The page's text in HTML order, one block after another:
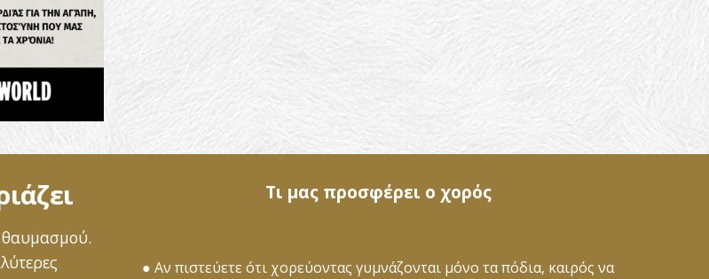
θαυμασμού.
Τι μας προσφέρει ο χορός
● Αν πιστεύετε ότι χορεύοντας γυμνάζονται μόνο τα πόδια, καιρός να